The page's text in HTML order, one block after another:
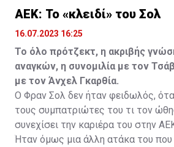
ΑΕΚ: Το «κλειδί» του Σολ
16.07.2023 16:25
Το όλο πρότζεκτ, η ακριβής
αναγκών, η συνομιλία με τον
με τον Άνχελ Γκαρθία.
Ο Φραν Σολ δεν ήταν φειδωλός,
τους συμπατριώτες του τι τον
συνεχίσει την καριέρα του στην
Ήταν όμως μια άλλη ατάκα του